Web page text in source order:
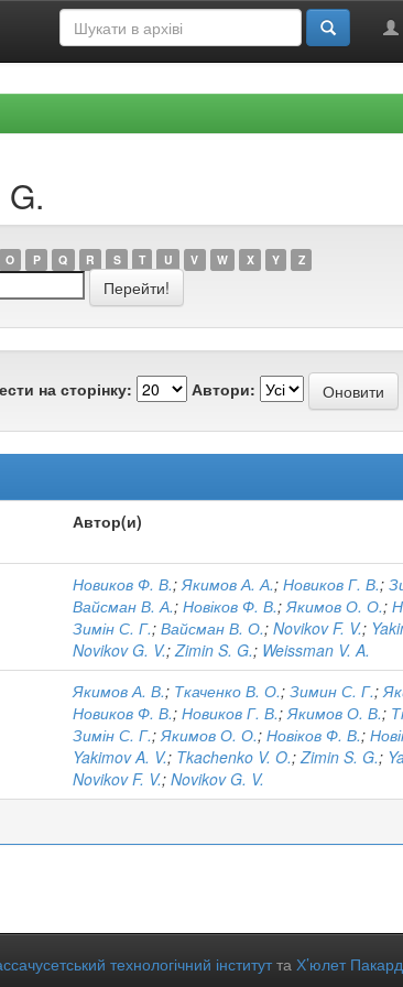
O P Q R S T U V W X Y Z
на сторінку: Автори:
Автор(и)
Новиков Ф. В.;Якимов А. А.; Новиков Г. В.;
Вайсман В. А.; Новіков Ф. В.;Якимов О. О.;
Зимін С. Г.; Вайсман В. О.; Novikov F. V.;
Novikov G. V.;Zimin S. G.; Weissman V. A.
Якимов А. В.; Ткаченко В. О.; Зимин С. Г.;
Новиков Ф. В.; Новиков Г. В.;Якимов О. В.;
Зимін С. Г.;Якимов О. О.; Новіков Ф. В.;
Yakimov A. V.; Tkachenko V. O.;Zimin S. G.;
Novikov F. V.; Novikov G. V.
технологічний інститутта Х’юлет Пакард